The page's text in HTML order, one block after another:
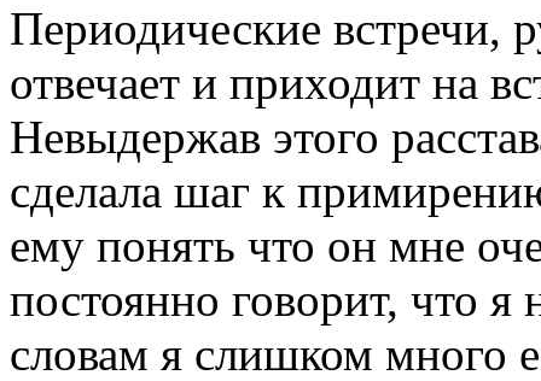
Периодические встречи,
отвечает и приходит на
Невыдержав этого
сделала шаг к
ему понять что он мне
постоянно говорит, что
словам я слишком много